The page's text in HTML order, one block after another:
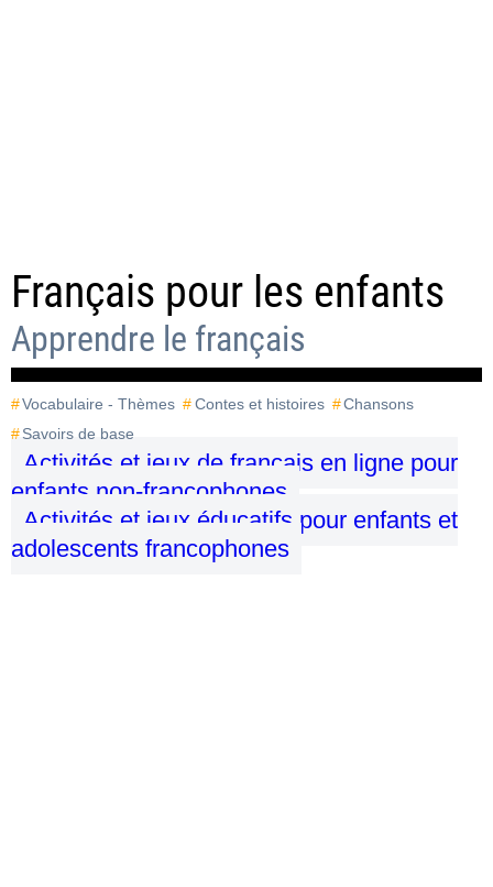
Français pour les enfants
Apprendre le français
Vocabulaire - Thèmes Contes et histoires
Chansons
Savoirs de base
Activités et jeux de français en ligne pour
enfants non-francophones
Activités et jeux éducatifs pour enfants et
adolescents francophones